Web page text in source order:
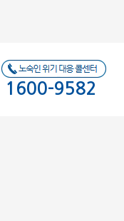
1600-9582